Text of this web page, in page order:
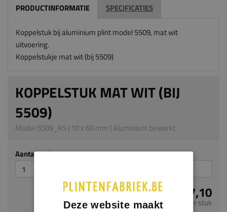
PRODUCTINFORMATIE SPECIFICATIES
Koppelstuk bij aluminium plint model 5509, mat wit
uitvoering.
Koppelstukje mat wit (bij 5509)
KOPPELSTUK MAT WIT (BIJ
5509)
Model 5509_KS | 10 x 60 mm | Aluminium bewerkt
Aantal stuks
€ 7,10
per stuk
Deze website maakt